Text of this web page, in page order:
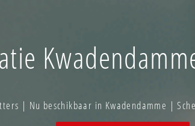
| Nu beschikbaar in Kwadendamme |